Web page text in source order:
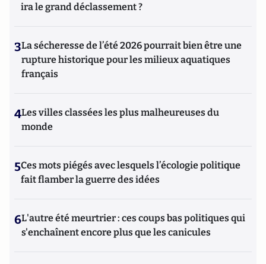
ira le grand déclassement ?
3La sécheresse de l’été 2026 pourrait bien être une
rupture historique pour les milieux aquatiques
français
4Les villes classées les plus malheureuses du
monde
5Ces mots piégés avec lesquels l’écologie politique
fait flamber la guerre des idées
6L'autre été meurtrier : ces coups bas politiques qui
s'enchaînent encore plus que les canicules